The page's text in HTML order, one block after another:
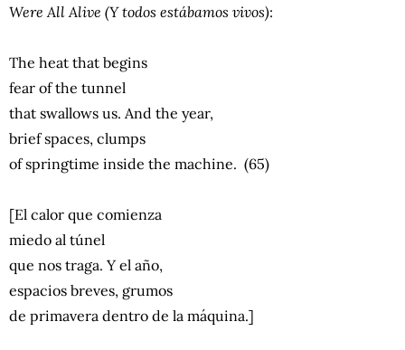
Were All Alive (Y todos estábamos vivos):
The heat that begins
fear of the tunnel
that swallows us. And the year,
brief spaces, clumps
of springtime inside the machine. (65)
[El calor que comienza
miedo al túnel
que nos traga. Y el año,
espacios breves, grumos
de primavera dentro de la máquina.]